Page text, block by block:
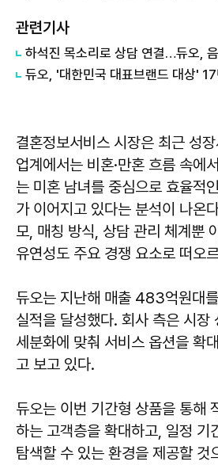
관련기사
하석진 목소리로 상담 연결…듀오,
듀오, '대한민국 대표브랜드 대상' 17
결혼정보서비스 시장은 최근 성
업계에서는 비혼·만혼 흐름 속에
는 미혼 남녀를 중심으로 효율적
가 이어지고 있다는 분석이 나온
모, 매칭 방식, 상담 관리 체계뿐
유연성도 주요 경쟁 요소로 떠오
듀오는 지난해 매출 483억원대
실적을 달성했다. 회사 측은 시장
세분화에 맞춰 서비스 옵션을 확
고 보고 있다.
듀오는 이번 기간형 상품을 통해
하는 고객층을 확대하고, 일정 기
탐색할 수 있는 환경을 제공할 것